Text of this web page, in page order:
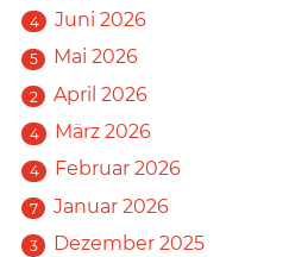
4 Juni 2026
5 Mai 2026
2 April 2026
4 März 2026
4 Februar 2026
7 Januar 2026
3 Dezember 2025